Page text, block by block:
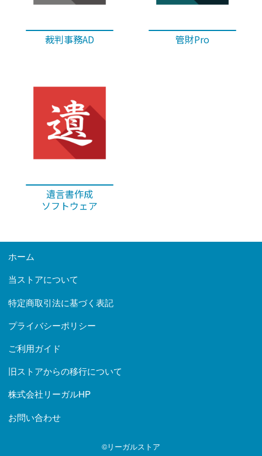
裁判事務AD 管財Pro
遺言書作成
ソフトウェア
ホーム
当ストアについて
特定商取引法に基づく表記
プライバシーポリシー
ご利用ガイド
旧ストアからの移行について
株式会社リーガルHP
お問い合わせ
©リーガルストア